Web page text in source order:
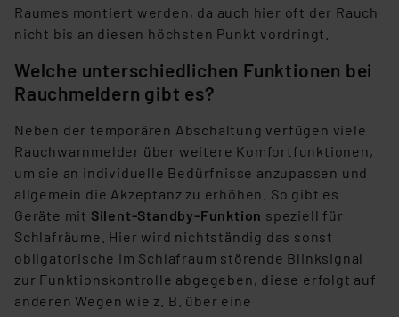
Raumes montiert werden, da auch hier oft der Rauch
nicht bis an diesen höchsten Punkt vordringt.
Welche unterschiedlichen Funktionen bei
Rauchmeldern gibt es?
Neben der temporären Abschaltung verfügen viele
Rauchwarnmelder über weitere Komfortfunktionen,
um sie an individuelle Bedürfnisse anzupassen und
allgemein die Akzeptanz zu erhöhen. So gibt es
Geräte mit Silent-Standby-Funktion speziell für
Schlafräume. Hier wird nichtständig das sonst
obligatorische im Schlafraum störende Blinksignal
zur Funktionskontrolle abgegeben, diese erfolgt auf
anderen Wegen wie z. B. über eine